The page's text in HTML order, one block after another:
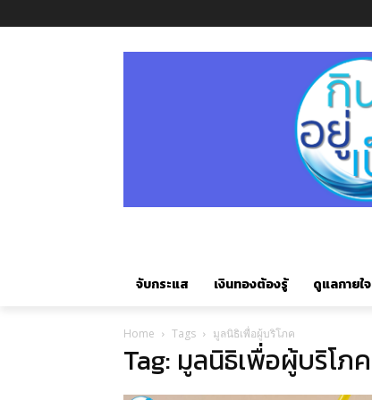
จับกระแส เงินทองต้องรู้ ดูแลกายใจ
Home Tags มูลนิธิเพื่อผู้บริโภค
Tag: มูลนิธิเพื่อผู้บริโภค